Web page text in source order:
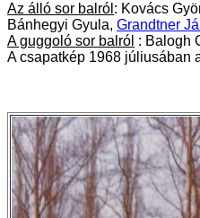
Az álló sor balról : Kovács
Bánhegyi Gyula, Grandtner
A guggoló sor balról : Balogh
A csapatkép 1968 júliusában